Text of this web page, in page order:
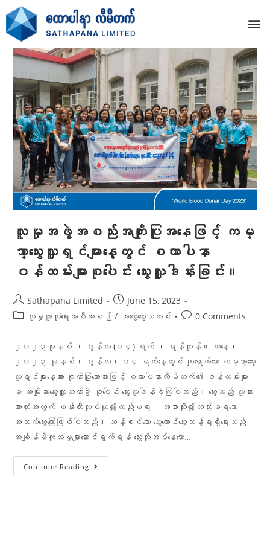
လူမှုအဖွဲ့အစည်းအကျိုးပြုအနေဖြင့် ကမ္
ဘာ့သွေးလှူရှင်များနေ့တွင် စထာပါနာ
ဝန်ထမ်းများစုပေါင်း သွေးလှူဒါန်းခြင်း။
Sathapana Limited
June 15, 2023
လူမှုဖူလုံရေးအစီအစဉ် / အထွေထွေသတင်း 0 Comments
၂၀၂၃ခုနှစ် ၊ ဇွန်လ (၁၄) ရက် ၊ ရန်ကုန်။ ယနေ့၊
၂၀၂၃ ခုနှစ်၊ ဇွန်လ၊ ၁၄ ရက်နေ့တွင် ကျရောက်သော ကမ္ဘာ့သွေး
လှူရှင်များနေ့အား ဂုဏ်ပြုသောအားဖြင့် စထာပါနာလီမိတက်၏ ဝန်ထမ်းများ
မှ အမျိုးသားသွေးလှူဘဏ်၌ စုပေါင်း သွေးလှူဒါန်းခဲ့ကြပါသည်။ သွေးသည် လူသား
အားလုံးအတွက် ဖန်းတီးလုပ်ယူ၍လည်းမရ၊ အစားထိုး၍လည်းမရသော
အသက်သွေးကြောဖြစ်ပါသည်။ သန့်စင်သော သွေးကောင်းသွေးသန့်ရရှိရေးသည်
အချိန်မီကုသမှုများဆောင်ရွက်ရန် သွေးလိုအပ်နေသော…
Continue Reading